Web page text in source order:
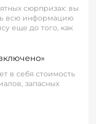
сюрпризах: вы
всю информацию
еще до того, как
в себя стоимость
запасных